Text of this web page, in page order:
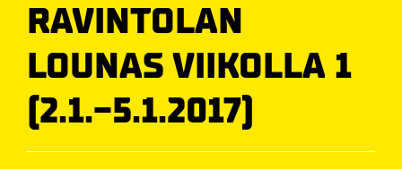
RAVINTOLAN
LOUNAS VIIKOLLA 1
(2.1.-5.1.2017)